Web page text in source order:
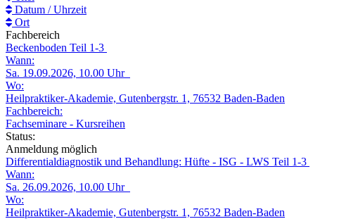
Datum / Uhrzeit
Ort
Fachbereich
Beckenboden Teil 1-3
Wann:
Sa. 19.09.2026, 10.00 Uhr
Wo:
Heilpraktiker-Akademie, Gutenbergstr. 1, 76532 Baden-Baden
Fachbereich:
Fachseminare - Kursreihen
Status:
Anmeldung möglich
Differentialdiagnostik und Behandlung: Hüfte - ISG - LWS Teil 1-3
Wann:
Sa. 26.09.2026, 10.00 Uhr
Wo:
Heilpraktiker-Akademie, Gutenbergstr. 1, 76532 Baden-Baden